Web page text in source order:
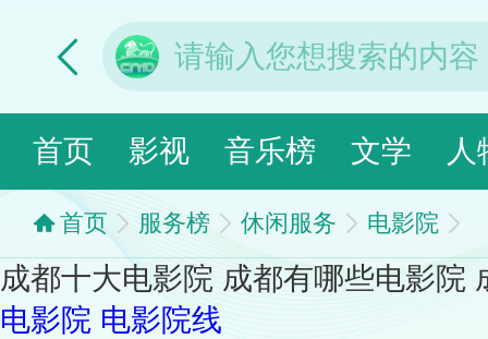
首页 影视 音乐榜 文学 人
首页 服务榜 休闲服务 电影院
成都十大电影院 成都有哪些电影院
电影院 电影院线